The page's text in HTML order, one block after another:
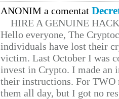
ANONIM a comentat
HIRE A GENUINE
Hello everyone, The
individuals have lost their
victim. Last October I was
invest in Crypto. I made
their instructions. For TWO
them all day, but I got no